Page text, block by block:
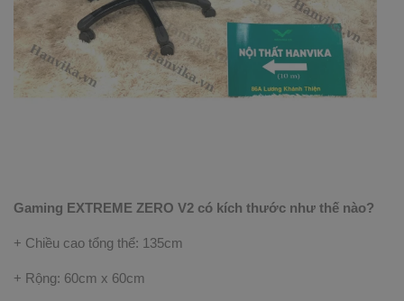
Gaming EXTREME ZERO V2 có kích thước như thế nào?
+ Chiều cao tổng thể: 135cm
+ Rộng: 60cm x 60cm